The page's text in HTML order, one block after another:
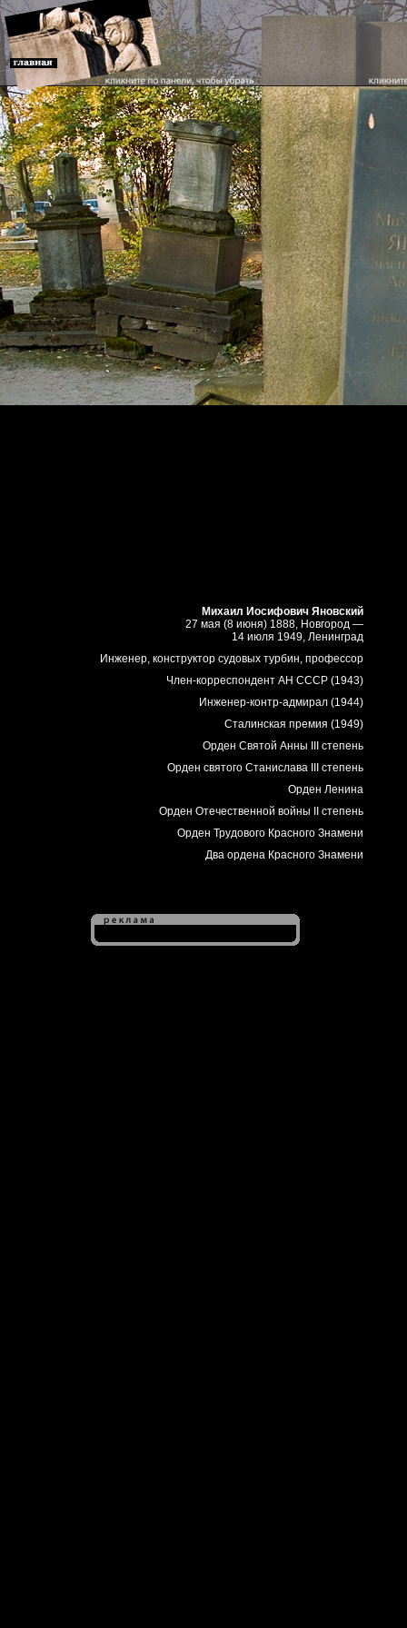
Михаил Иосифович Яновский
27 мая (8 июня) 1888, Новгород —
14 июля 1949, Ленинград
Инженер, конструктор судовых турбин, профессор
Член-корреспондент АН СССР (1943)
Инженер-контр-адмирал (1944)
Сталинская премия (1949)
Орден Святой Анны III степень
Орден святого Станислава III степень
Орден Ленина
Орден Отечественной войны II степень
Орден Трудового Красного Знамени
Два ордена Красного Знамени